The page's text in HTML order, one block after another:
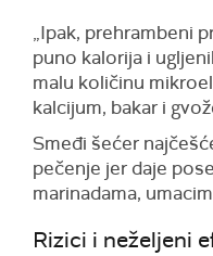
„Ipak, prehrambeni
puno kalorija i
malu količinu
kalcijum, bakar i
Smeđi šećer
pečenje jer daje
marinadama,
Rizici i neželjeni